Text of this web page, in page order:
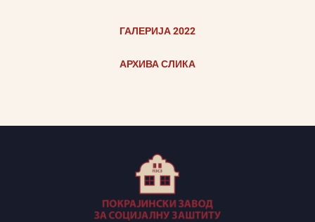
ГАЛЕРИЈА 2022
АРХИВА СЛИКА